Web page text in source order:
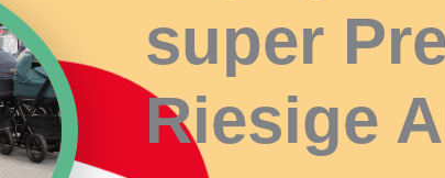
super
Riesige